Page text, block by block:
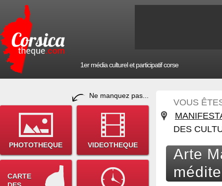
1er média culturel et participatif corse
Ne manquez pas...
PHOTOTHEQUE VIDEOTHEQUE
CARTE
VOUS
DES
Arte